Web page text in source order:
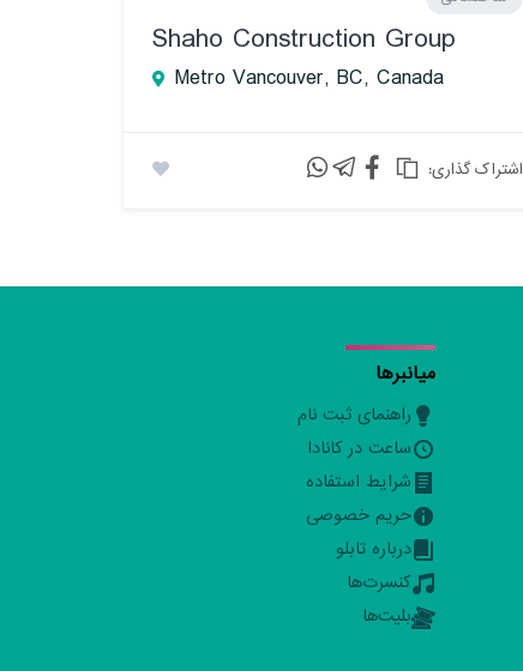
Shaho Construction Group
Metro Vancouver, BC, Canada
:اشتراک گذاری
میانبرها
راهنمای ثبت نام
ساعت در کانادا
شرایط استفاده
حریم خصوصی
درباره تابلو
کنسرت‌ها
بلیت‌ها